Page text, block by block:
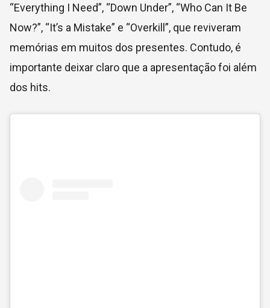
“Everything I Need”, “Down Under”, “Who Can It Be
Now?”, “It’s a Mistake” e “Overkill”, que reviveram
memórias em muitos dos presentes. Contudo, é
importante deixar claro que a apresentação foi além
dos hits.